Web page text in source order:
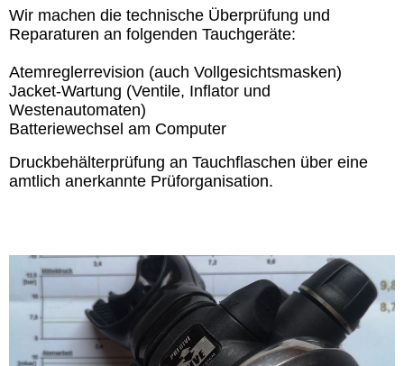
Wir machen die technische Überprüfung und
Reparaturen an folgenden Tauchgeräte:
Atemreglerrevision (auch Vollgesichtsmasken)
Jacket-Wartung (Ventile, Inflator und
Westenautomaten)
Batteriewechsel am Computer
Druckbehälterprüfung an Tauchflaschen über eine
amtlich anerkannte Prüforganisation.